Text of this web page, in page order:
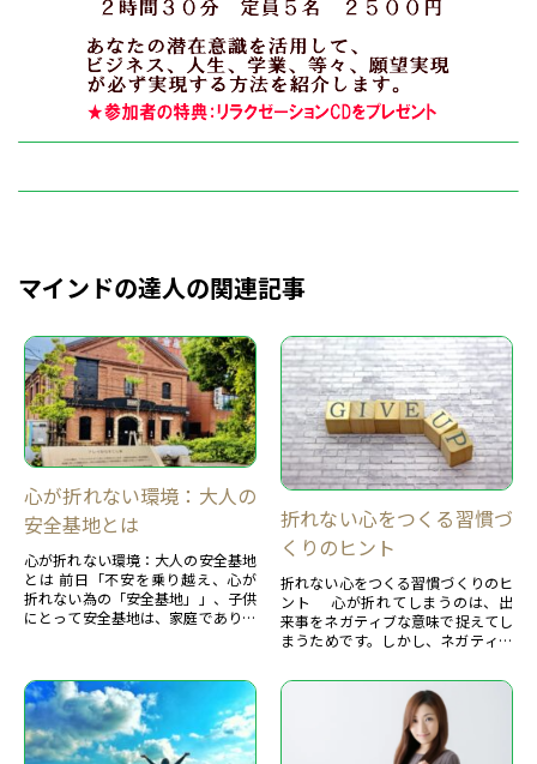
マインドの達人の関連記事
心が折れない環境：大人の
安全基地とは
心が折れない環境：大人の安全基地
とは 前日「不安を乗り越え、心が
折れない為の「安全基地」」、子供
にとって安全基地は、家庭であり、
折れない心をつくる習慣づ
くりのヒント
折れない心をつくる習慣づくりのヒ
ント 心が折れてしまうのは、出
来事をネガティブな意味で捉えてし
まうためです。しかし、ネガティブ
要なものであり、そ...